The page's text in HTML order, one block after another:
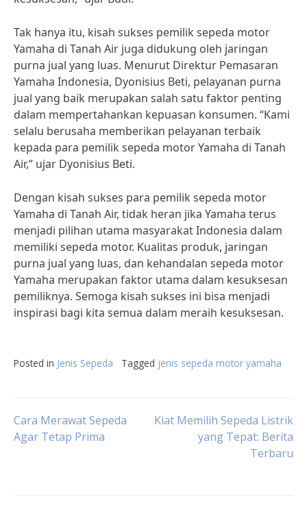
Tak hanya itu, kisah sukses pemilik sepeda motor
Yamaha di Tanah Air juga didukung oleh jaringan
purna jual yang luas. Menurut Direktur Pemasaran
Yamaha Indonesia, Dyonisius Beti, pelayanan purna
jual yang baik merupakan salah satu faktor penting
dalam mempertahankan kepuasan konsumen. “Kami
selalu berusaha memberikan pelayanan terbaik
kepada para pemilik sepeda motor Yamaha di Tanah
Air,” ujar Dyonisius Beti.
Dengan kisah sukses para pemilik sepeda motor
Yamaha di Tanah Air, tidak heran jika Yamaha terus
menjadi pilihan utama masyarakat Indonesia dalam
memiliki sepeda motor. Kualitas produk, jaringan
purna jual yang luas, dan kehandalan sepeda motor
Yamaha merupakan faktor utama dalam kesuksesan
pemiliknya. Semoga kisah sukses ini bisa menjadi
inspirasi bagi kita semua dalam meraih kesuksesan.
Posted in Jenis Sepeda Tagged jenis sepeda motor yamaha
Post
Cara Merawat Sepeda
Agar Tetap Prima
Kiat Memilih Sepeda Listrik
yang Tepat: Berita
Terbaru